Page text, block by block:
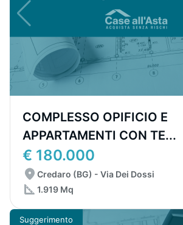
COMPLESSO OPIFICIO E
APPARTAMENTI CON TE...
€ 180.000
Credaro (BG) - Via Dei Dossi
1.919 Mq
Suggerimento